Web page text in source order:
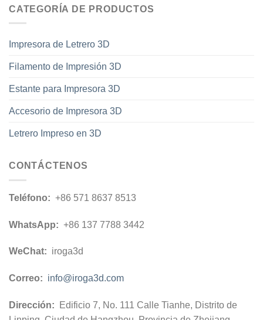
CATEGORÍA DE PRODUCTOS
Impresora de Letrero 3D
Filamento de Impresión 3D
Estante para Impresora 3D
Accesorio de Impresora 3D
Letrero Impreso en 3D
CONTÁCTENOS
Teléfono: +86 571 8637 8513
WhatsApp: +86 137 7788 3442
WeChat: iroga3d
Correo: info@iroga3d.com
Dirección: Edificio 7, No. 111 Calle Tianhe, Distrito de